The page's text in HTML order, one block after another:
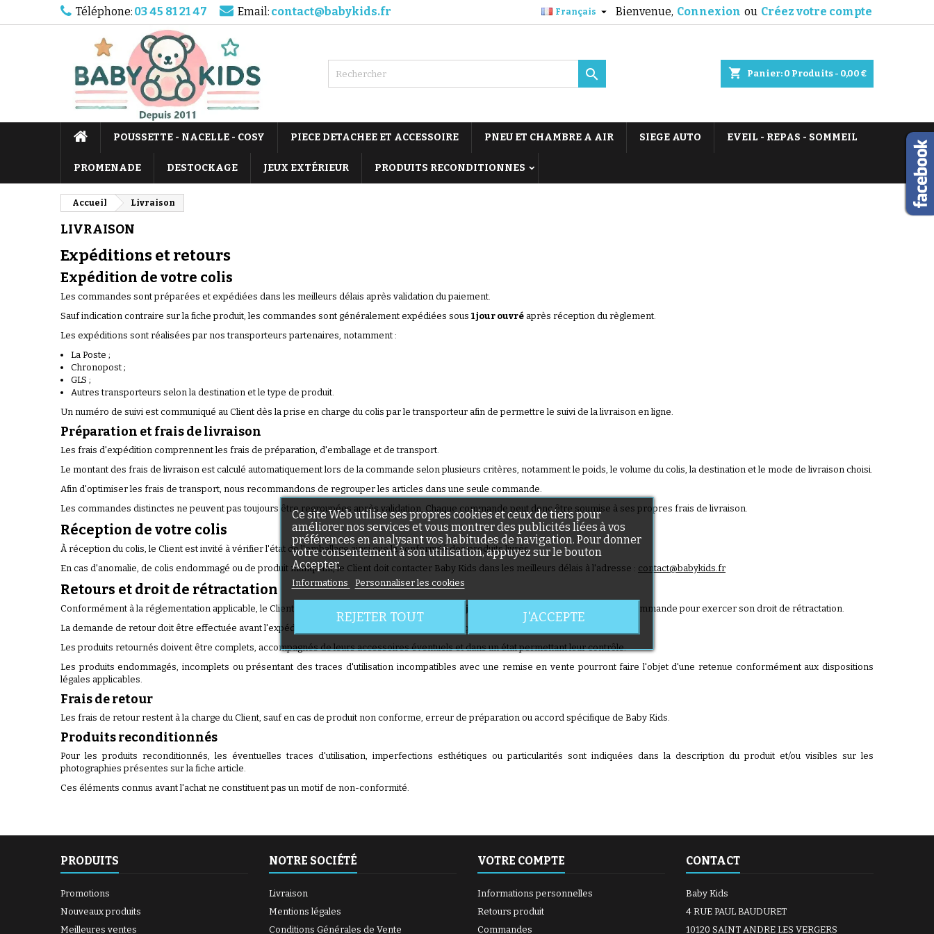
Téléphone: 03 45 81 21 47 Email: contact@babykids.fr Bienvenue, Connexion ou Créez votre compte
Français 
shopping_cart Panier: 0 Produits - 0,00 €

POUSSETTE - NACELLE - COSY PIECE DETACHEE ET ACCESSOIRE PNEU ET CHAMBRE A AIR SIEGE AUTO EVEIL - REPAS - SOMMEIL
PROMENADE DESTOCKAGE JEUX EXTÉRIEUR PRODUITS RECONDITIONNES
Accueil Livraison
LIVRAISON
Expéditions et retours
Expédition de votre colis
Les commandes sont préparées et expédiées dans les meilleurs délais après validation du paiement.
Sauf indication contraire sur la fiche produit, les commandes sont généralement expédiées sous 1 jour ouvré après réception du règlement.
Les expéditions sont réalisées par nos transporteurs partenaires, notamment :
La Poste ;
Chronopost ;
GLS ;
Autres transporteurs selon la destination et le type de produit.
Un numéro de suivi est communiqué au Client dès la prise en charge du colis par le transporteur afin de permettre le suivi de la livraison en ligne.
Préparation et frais de livraison
Les frais d'expédition comprennent les frais de préparation, d'emballage et de transport.
Le montant des frais de livraison est calculé automatiquement lors de la commande selon plusieurs critères, notamment le poids, le volume du colis, la destination et le mode de livraison choisi.
Afin d'optimiser les frais de transport, nous recommandons de regrouper les articles dans une seule commande.
Les commandes distinctes ne peuvent pas toujours être regroupées après validation. Chaque commande peut donc être soumise à ses propres frais de livraison.
Réception de votre colis
À réception du colis, le Client est invité à vérifier l'état de l'emballage ainsi que la conformité des produits livrés.
En cas d'anomalie, de colis endommagé ou de produit manquant, le Client doit contacter Baby Kids dans les meilleurs délais à l'adresse : contact@babykids.fr
Retours et droit de rétractation
Conformément à la réglementation applicable, le Client consommateur dispose d'un délai de 14 jours
à compter de la réception de sa commande pour exercer son droit de rétractation.
La demande de retour doit être effectuée avant l'expédition du produit à l'adresse :
contact@babykids.fr
Les produits retournés doivent être complets, accompagnés de leurs accessoires éventuels et dans un état permettant leur contrôle.
Les produits endommagés, incomplets ou présentant des traces d'utilisation incompatibles avec une remise en vente pourront faire l'objet d'une retenue conformément aux dispositions
légales applicables.
Frais de retour
Les frais de retour restent à la charge du Client, sauf en cas de produit non conforme, erreur de préparation ou accord spécifique de Baby Kids.
Produits reconditionnés
Pour les produits reconditionnés, les éventuelles traces d'utilisation, imperfections esthétiques ou particularités sont indiquées dans la description du produit et/ou visibles sur les
photographies présentes sur la fiche article.
Ces éléments connus avant l'achat ne constituent pas un motif de non-conformité.
PRODUITS
Promotions
Nouveaux produits
Meilleures ventes
NOTRE SOCIÉTÉ
Livraison
Mentions légales
Conditions Générales de Vente
VOTRE COMPTE
Informations personnelles
Retours produit
Commandes
CONTACT
Baby Kids
4 RUE PAUL BAUDURET
10120 SAINT ANDRE LES VERGERS
Ce site Web utilise ses propres cookies et ceux de tiers pour
améliorer nos services et vous montrer des publicités liées à vos
préférences en analysant vos habitudes de navigation. Pour donner
votre consentement à son utilisation, appuyez sur le bouton
Accepter.
Informations Personnaliser les cookies
REJETER TOUT J'ACCEPTE